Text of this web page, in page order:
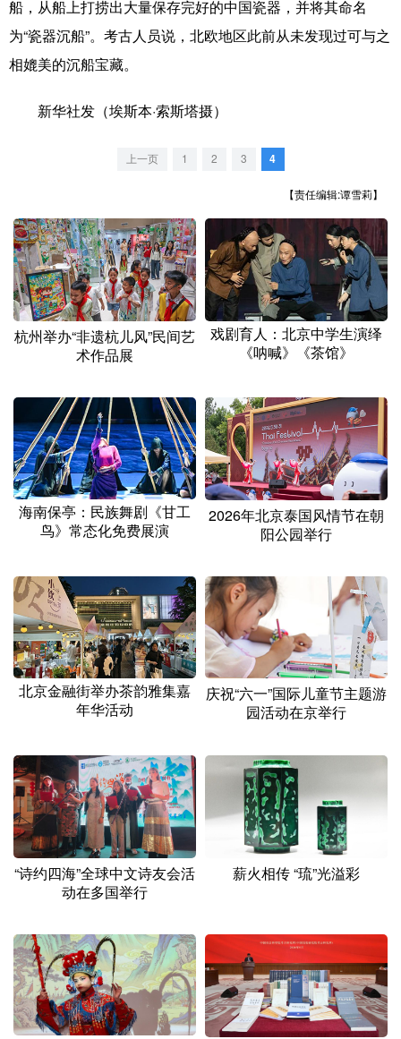
吉林 上海
江西
山东 河南 湖北 湖南
广东 广西 海南 重庆
四川 贵州 云南 西藏
青海 宁夏
多语种频道
English Español Français عربى
Русский язык 日本語 한국어
船，从船上打捞出大量保存完好的中国瓷器，并将其命名
为“瓷器沉船”。考古人员说，北欧地区此前从未发现过可与之
相媲美的沉船宝藏。
新华社发（埃斯本·索斯塔摄）
上一页 1 2 3 4
【责任编辑:谭雪莉】
杭州举办“非遗杭儿风”民间艺
术作品展
戏剧育人：北京中学生演绎
《呐喊》《茶馆》
海南保亭：民族舞剧《甘工
鸟》常态化免费展演
2026年北京泰国风情节在朝
阳公园举行
北京金融街举办茶韵雅集嘉
年华活动
庆祝“六一”国际儿童节主题游
园活动在京举行
“诗约四海”全球中文诗友会活
动在多国举行
薪火相传 “琉”光溢彩